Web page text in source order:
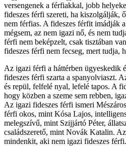
versengenek a férfiakkal, jobb
fideszes férfi szereti, ha kiszolgálják,
nem férfias. A fideszes férfit imádják
mégsem, az nem igazi nő, és nem
férfi nem beképzelt, csak tisztában
fideszes férfi nem fecseg, mert tudja,
Az igazi férfi a háttérben ügyeskedik
fideszes férfi szarta a spanyolviaszt.
és repül, felfelé nyal, lefelé tapos. A
hogy közben a szeme sem rebben,
Az igazi fideszes férfi ismeri
férfi okos, mint Kósa Lajos,
melegszívű, mint Szijjártó Péter,
családszerető, mint Novák Katalin.
mindenkit, aki nem igazi fideszes férfi.